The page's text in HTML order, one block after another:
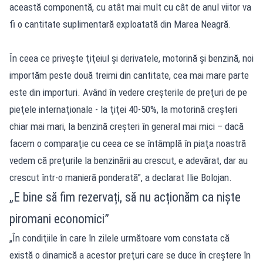
această componentă, cu atât mai mult cu cât de anul viitor va
fi o cantitate suplimentară exploatată din Marea Neagră.
În ceea ce priveşte ţiţeiul şi derivatele, motorină şi benzină, noi
importăm peste două treimi din cantitate, cea mai mare parte
este din importuri. Având în vedere creşterile de preţuri de pe
pieţele internaţionale - la ţiţei 40-50%, la motorină creşteri
chiar mai mari, la benzină creşteri în general mai mici – dacă
facem o comparaţie cu ceea ce se întâmplă în piaţa noastră
vedem că preţurile la benzinării au crescut, e adevărat, dar au
crescut într-o manieră ponderată”, a declarat Ilie Bolojan.
„E bine să fim rezervați, să nu acționăm ca niște
piromani economici”
„În condiţiile în care în zilele următoare vom constata că
există o dinamică a acestor preţuri care se duce în creştere în